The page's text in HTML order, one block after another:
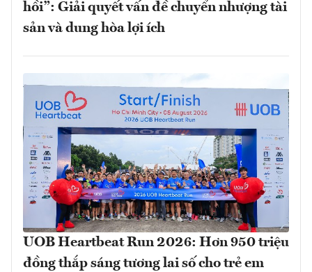
hồi”: Giải quyết vấn đề chuyển nhượng tài
sản và dung hòa lợi ích
UOB Heartbeat Run 2026: Hơn 950 triệu
đồng thắp sáng tương lai số cho trẻ em